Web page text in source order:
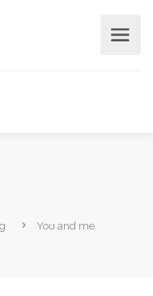
You and me